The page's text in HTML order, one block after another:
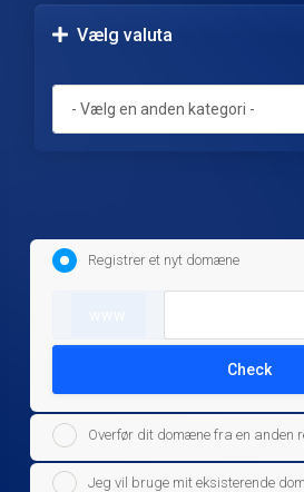
Vælg valuta
Registrer et nyt domæne
Check
Overfør dit domæne fra en anden
Jeg vil bruge mit eksisterende